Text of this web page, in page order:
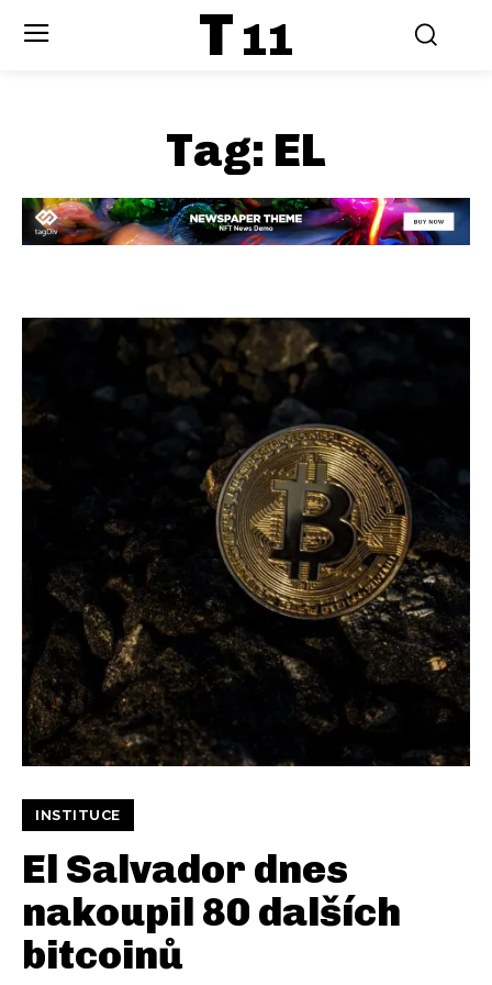
T 11
Tag: EL
INSTITUCE
El Salvador dnes
nakoupil 80 dalších
bitcoinů